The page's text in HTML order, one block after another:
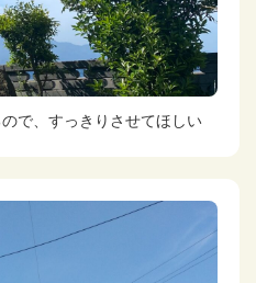
で、すっきりさせてほしい